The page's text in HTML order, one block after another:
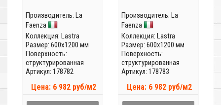
Производитель: La
Faenza
Коллекция: Lastra
Размер: 600x1200 мм
Поверхность:
структурированная
Артикул: 178782
Цена: 6 982 руб/м2
Производитель: La
Faenza
Коллекция: Lastra
Размер: 600x1200 мм
Поверхность:
структурированная
Артикул: 178783
Цена: 6 982 руб/м2